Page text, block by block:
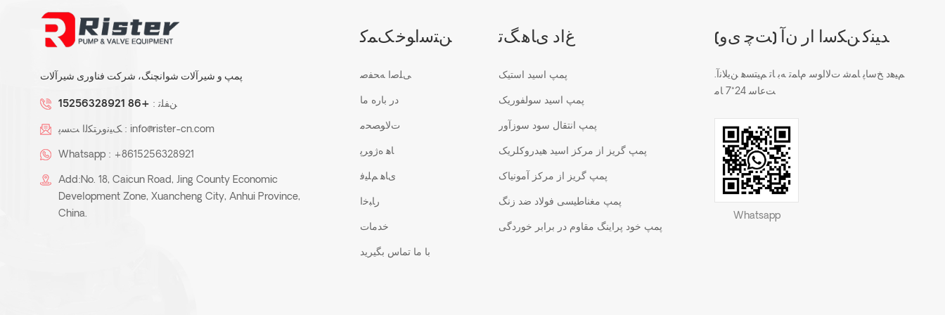
ZMD-تفلون اندود خود
پمپ گریز از مرکز فرآیند
شیمیایی پلاستیک KJB
پمپ و شیرآلات شوانچنگ، شرکت فناوری شیرآلات
ﻦﻔﻠﺗ : +86 15256328921
ﮏﯿﻧﻭﺮﺘﮑﻟﺍ ﺖﺴﭘ : info@rister-cn.com
Whatsapp : +8615256328921
Add:No. 18, Caicun Road, Jing County Economic
Development Zone, Xuancheng City, Anhui Province,
China.
ﻦﺘﺳﺍﻮﺧ ﮏﻤﮐ
ﯽﻠﺻﺍ ﻪﺤﻔﺻ
در باره ما
ﺕﻻ ﻮﺼﺤﻣ
ﺎﻫ ﻩﮊﻭﺮﭘ
ﯼﺎﻫ ﻢﻠﯿﻓ
ﺭﺎﺒﺧﺍ
خدمات
با ما تماس بگیرید
ﻍﺍﺩ ﯼﺎﻫ ﮓﺗ
پمپ اسید استیک
پمپ اسید سولفوریک
پمپ انتقال سود سوزآور
پمپ گریز از مرکز اسید هیدروکلریک
پمپ گریز از مرکز آمونیاک
پمپ مغناطیسی فولاد ضد زنگ
پمپ خود پراینگ مقاوم در برابر خوردگی
(ﺖﭼ ﯼﻭ) ﺪﯿﻨﮐ ﻦﮑﺳﺍ ﺍﺭ ﻥﺁ
.ﻢﯿﻫﺩ ﺦﺳﺎﭘ ﺎﻤﺷ ﺕﻻ ﺍﻮﺳ ﻡﺎﻤﺗ ﻪﺑ ﺎﺗ ﻢﯿﺘﺴﻫ ﻦﯾﻼ ﻧﺁ
ﺖﻋﺎﺳ 24*7 ﺎﻣ
Whatsapp